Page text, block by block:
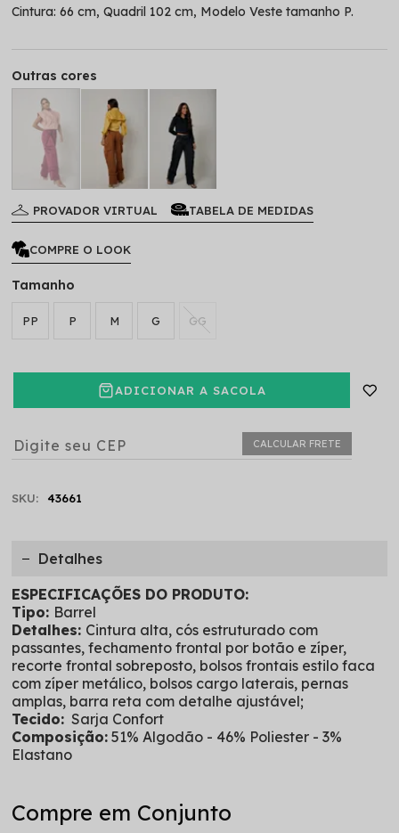
Cintura: 66 cm, Quadril 102 cm, Modelo Veste tamanho P.
Outras cores
PROVADOR VIRTUAL TABELA DE MEDIDAS
COMPRE O LOOK
Tamanho
PP P M G GG
ADICIONAR A SACOLA
CALCULAR FRETE
SKU: 43661
Detalhes
ESPECIFICAÇÕES DO PRODUTO:
Tipo: Barrel
Detalhes: Cintura alta, cós estruturado com
passantes, fechamento frontal por botão e zíper,
recorte frontal sobreposto, bolsos frontais estilo faca
com zíper metálico, bolsos cargo laterais, pernas
amplas, barra reta com detalhe ajustável;
Tecido: Sarja Confort
Composição: 51% Algodão - 46% Poliester - 3%
Elastano
Compre em Conjunto